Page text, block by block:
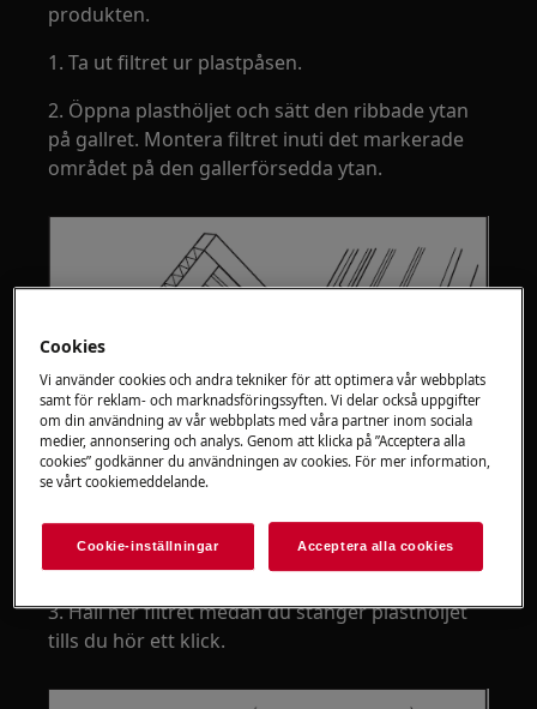
produkten.
1. Ta ut filtret ur plastpåsen.
2. Öppna plasthöljet och sätt den ribbade ytan
på gallret. Montera filtret inuti det markerade
området på den gallerförsedda ytan.
3. Håll ner filtret medan du stänger plasthöljet
tills du hör ett klick.
Cookies
Vi använder cookies och andra tekniker för att optimera vår webbplats
samt för reklam- och marknadsföringssyften. Vi delar också uppgifter
om din användning av vår webbplats med våra partner inom sociala
medier, annonsering och analys. Genom att klicka på ”Acceptera alla
cookies” godkänner du användningen av cookies. För mer information,
se vårt cookiemeddelande.
Cookie-inställningar Acceptera alla cookies